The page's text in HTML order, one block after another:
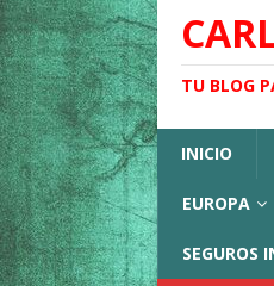
TU BLOG
INICIO
EUROPA
SEGUROS